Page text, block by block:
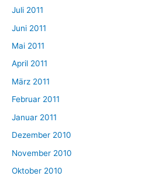
Juli 2011
Juni 2011
Mai 2011
April 2011
März 2011
Februar 2011
Januar 2011
Dezember 2010
November 2010
Oktober 2010